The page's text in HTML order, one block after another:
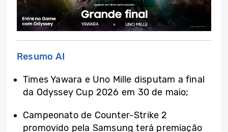
Resumo AI
Times Yawara e Uno Mille disputam a final
da Odyssey Cup 2026 em 30 de maio;
Campeonato de Counter-Strike 2
promovido pela Samsung terá premiação